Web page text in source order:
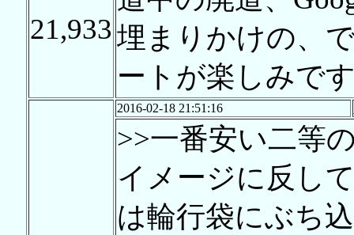
21,933埋まりかけの、
ートが楽しみで
2016-02-18 21:51:16
>>一番安い二等
イメージに反し
は輪行袋にぶち